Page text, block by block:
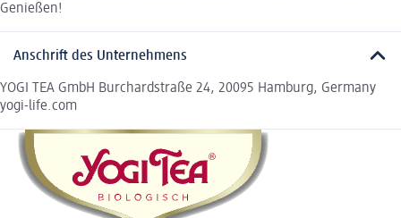
Genießen!
Anschrift des Unternehmens
YOGI TEA GmbH Burchardstraße 24, 20095 Hamburg, Germany
yogi-life.com